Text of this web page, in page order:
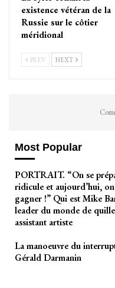
existence vétéran de la
Russie sur le côtier
méridional
PREV NEXT
Most Popular
PORTRAIT. “On se
ridicule et aujourd’hui,
gagner !” Qui est Mike
leader du monde de
assistant artiste
La manoeuvre du
Gérald Darmanin